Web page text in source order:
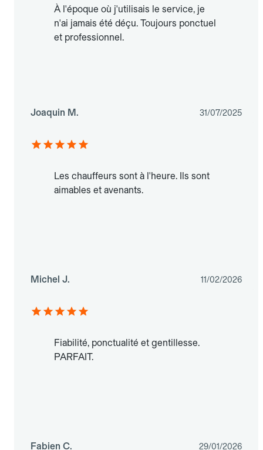
À l'époque où j'utilisais le service, je
n'ai jamais été déçu. Toujours ponctuel
et professionnel.
Joaquin M. 31/07/2025
Les chauffeurs sont à l'heure. Ils sont
aimables et avenants.
Michel J. 11/02/2026
Fiabilité, ponctualité et gentillesse.
PARFAIT.
Fabien C. 29/01/2026